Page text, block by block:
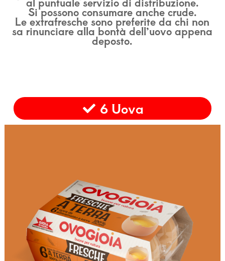
Si possono consumare anche crude.
Le extrafresche sono preferite da chi non
sa rinunciare alla bontà dell’uovo appena
deposto.
6 Uova